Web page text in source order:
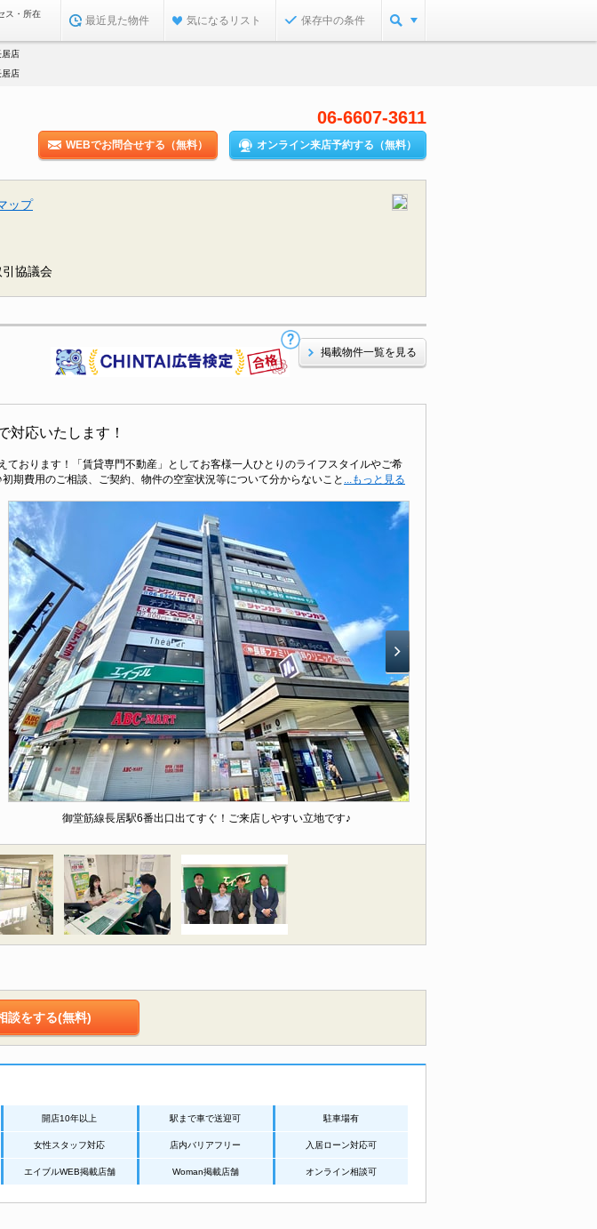
ス・所在
最近見た物件 気になるリスト 保存中の条件
居店
居店
06-6607-3611
WEBでお問合せする（無料） オンライン来店予約する（無料）
ップ
協議会
掲載物件一覧を見る
対応いたします！
おります！「賃貸専門不動産」としてお客様一人ひとりのライフスタイルやご希
期費用のご相談、ご契約、物件の空室状況等について分からないこと
...もっと見る
御堂筋線長居駅6番出口出てすぐ！ご来店しやすい立地です♪
談をする(無料)
開店10年以上 駅まで車で送迎可 駐車場有
女性スタッフ対応 店内バリアフリー 入居ローン対応可
エイブルWEB掲載店舗 Woman掲載店舗 オンライン相談可